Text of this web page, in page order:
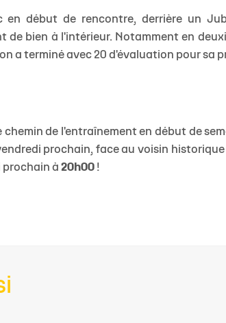
début de rencontre, derrière un
de bien à l'intérieur. Notamment en
a terminé avec 20 d'évaluation pour sa
chemin de l'entraînement en début de
prochain, face au voisin
prochain à 20h00 !